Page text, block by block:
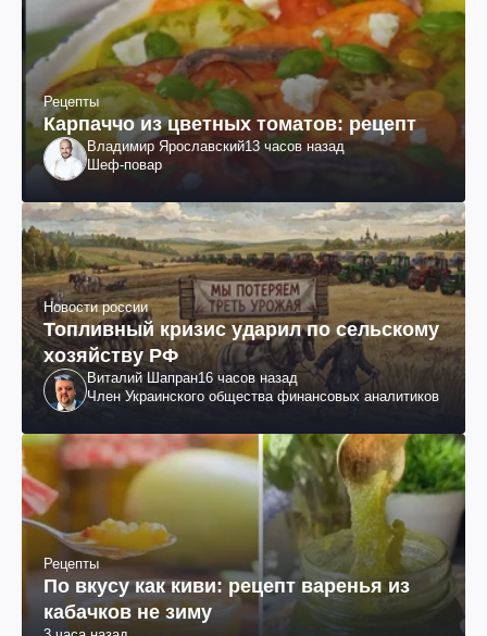
Рецепты
Карпаччо из цветных томатов: рецепт
Владимир Ярославский13 часов назад
Шеф-повар
Новости россии
Топливный кризис ударил по сельскому
хозяйству РФ
Виталий Шапран16 часов назад
Член Украинского общества финансовых аналитиков
Рецепты
По вкусу как киви: рецепт варенья из
кабачков не зиму